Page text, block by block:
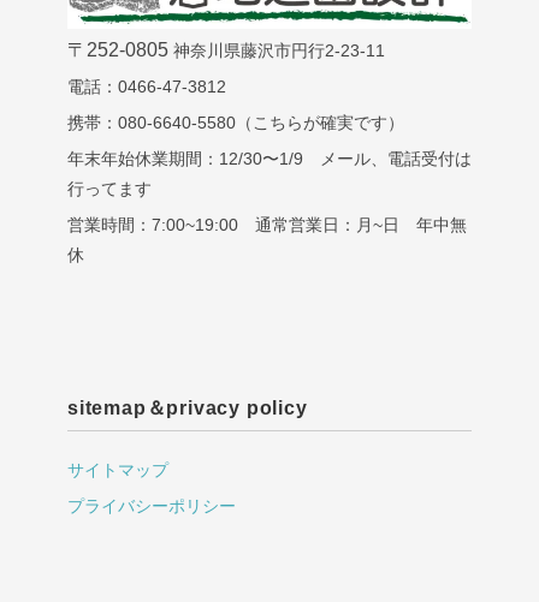
〒252-0805 神奈川県藤沢市円行2-23-11
電話：0466-47-3812
携帯：080-6640-5580（こちらが確実です）
年末年始休業期間：12/30〜1/9 メール、電話受付は
行ってます
営業時間：7:00~19:00 通常営業日：月~日 年中無
休
sitemap＆privacy policy
サイトマップ
プライバシーポリシー